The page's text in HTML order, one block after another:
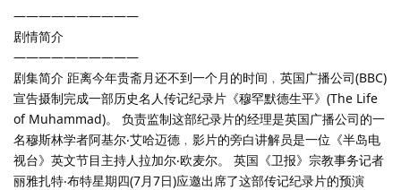
——————————
剧情简介
——————————
剧集简介 距离今年贵斋月还不到一个月的时间﹐英国广播公司(BBC)
宣告摄制完成一部历史名人传记纪录片《穆罕默德生平》(The Life
of Muhammad)。 负责监制这部纪录片的经理是英国广播公司的一
名穆斯林学者阿基尔‧艾哈迈德﹐影片的旁白讲解员是一位《半岛电
视台》英文节目主持人拉加尔‧欧麦尔。 英国《卫报》宗教事务记者
丽雅扎特‧布特星期四(7月7日)应邀出席了这部传记纪录片的预演